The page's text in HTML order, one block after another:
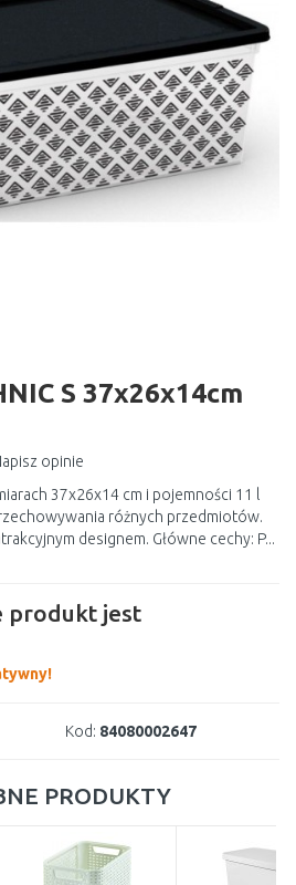
S 37x26x14cm
opinie
37x26x14 cm i pojemności 11 l
różnych przedmiotów.
designem. Główne cechy: P...
produkt jest
Kod: 84080002647
PRODUKTY